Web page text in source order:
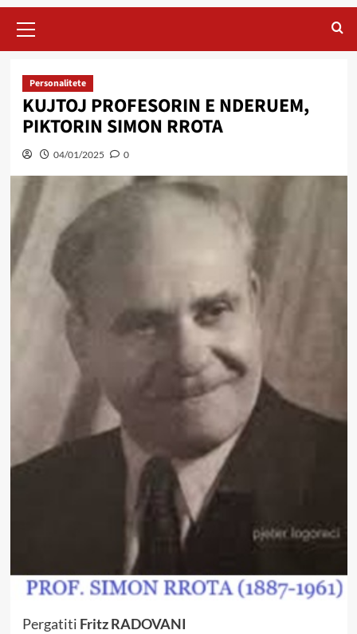
Menu
Personalitete
KUJTOJ PROFESORIN E NDERUEM,
PIKTORIN SIMON RROTA
04/01/2025 0
Pergatiti Fritz RADOVANI